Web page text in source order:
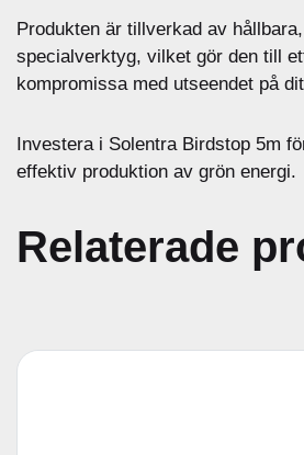
Produkten är tillverkad av
specialverktyg, vilket gör den till
kompromissa med utseendet på
Investera i Solentra Birdstop 5m
effektiv produktion av grön energi.
Relaterade